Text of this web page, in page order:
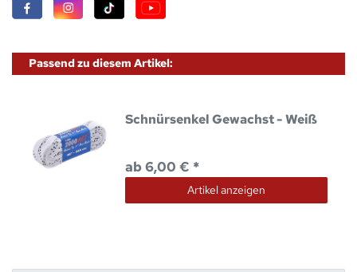
Passend zu diesem Artikel:
Schnürsenkel Gewachst - Weiß
ab 6,00 € *
Artikel anzeigen